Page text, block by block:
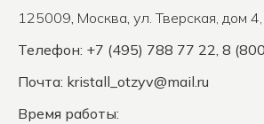
125009, Москва, ул. Тверская, дом
Телефон: +7 (495) 788 77 22, 8
Почта: kristall_otzyv@mail.ru
Время работы: